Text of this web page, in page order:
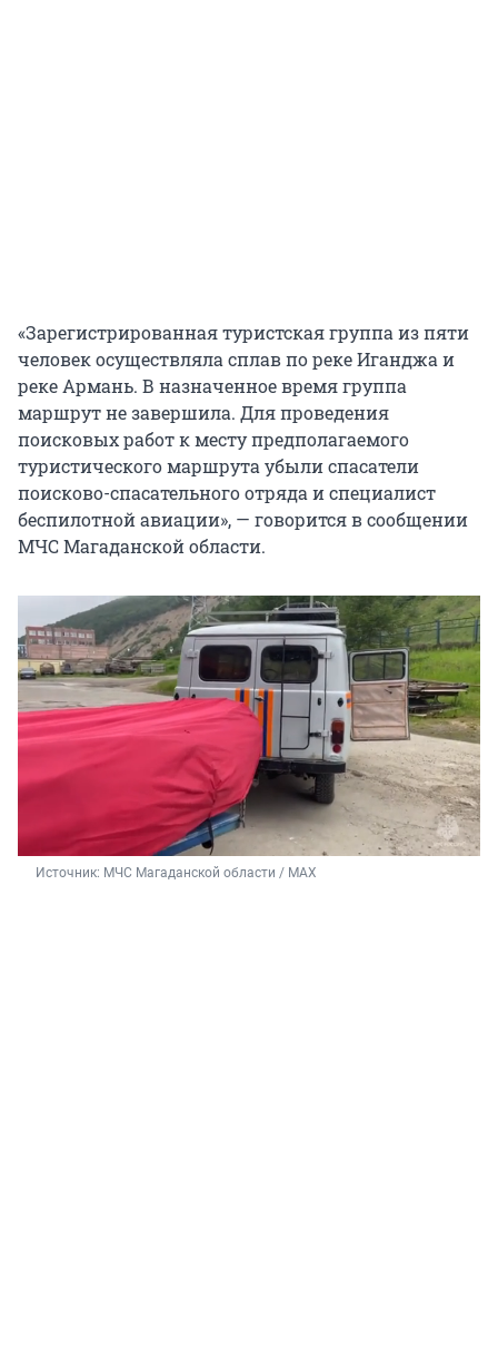
«Зарегистрированная туристская группа из пяти
человек осуществляла сплав по реке Иганджа и
реке Армань. В назначенное время группа
маршрут не завершила. Для проведения
поисковых работ к месту предполагаемого
туристического маршрута убыли спасатели
поисково-спасательного отряда и специалист
беспилотной авиации», — говорится в сообщении
МЧС Магаданской области.
Источник: МЧС Магаданской области / МАХ